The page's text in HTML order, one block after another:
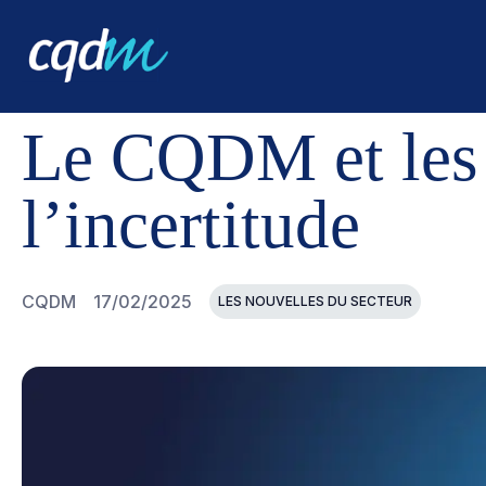
CQDM NOUVELLES ET ÉVÉNEMENTS LE CQDM ET
Le CQDM et
l’incertitude
CQDM 17/02/2025 LES NOUVELLES DU SECTEUR